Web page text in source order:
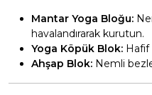
Mantar Yoga Bloğu:
havalandırarak kurutun.
Yoga Köpük Blok: Hafif
Ahşap Blok: Nemli bezle